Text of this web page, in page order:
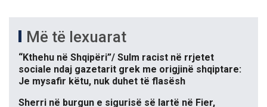
Më të lexuarat
“Kthehu në Shqipëri”/ Sulm racist në rrjetet
sociale ndaj gazetarit grek me origjinë shqiptare:
Je mysafir këtu, nuk duhet të flasësh
Sherri në burgun e sigurisë së lartë në Fier,